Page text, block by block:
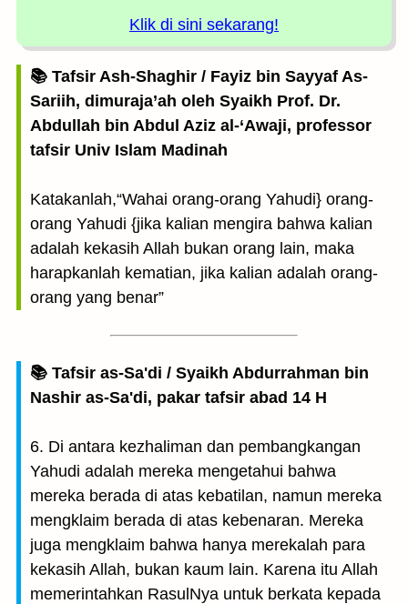
Klik di sini sekarang!
📚 Tafsir Ash-Shaghir / Fayiz bin Sayyaf As-
Sariih, dimuraja’ah oleh Syaikh Prof. Dr.
Abdullah bin Abdul Aziz al-‘Awaji, professor
tafsir Univ Islam Madinah
Katakanlah,“Wahai orang-orang Yahudi} orang-
orang Yahudi {jika kalian mengira bahwa kalian
adalah kekasih Allah bukan orang lain, maka
harapkanlah kematian, jika kalian adalah orang-
orang yang benar”
📚 Tafsir as-Sa'di / Syaikh Abdurrahman bin
Nashir as-Sa'di, pakar tafsir abad 14 H
6. Di antara kezhaliman dan pembangkangan
Yahudi adalah mereka mengetahui bahwa
mereka berada di atas kebatilan, namun mereka
mengklaim berada di atas kebenaran. Mereka
juga mengklaim bahwa hanya merekalah para
kekasih Allah, bukan kaum lain. Karena itu Allah
memerintahkan RasulNya untuk berkata kepada